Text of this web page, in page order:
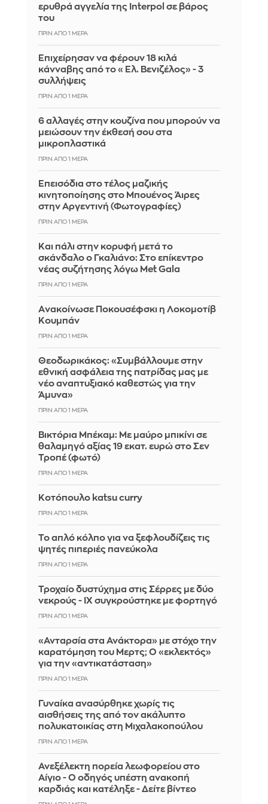
ερυθρά αγγελία της Interpol σε βάρος
του
ΠΡΙΝ ΑΠΌ 1 ΜΈΡΑ
Επιχείρησαν να φέρουν 18 κιλά
κάνναβης από το «Ελ. Βενιζέλος» - 3
συλλήψεις
ΠΡΙΝ ΑΠΌ 1 ΜΈΡΑ
6 αλλαγές στην κουζίνα που μπορούν να
μειώσουν την έκθεσή σου στα
μικροπλαστικά
ΠΡΙΝ ΑΠΌ 1 ΜΈΡΑ
Επεισόδια στο τέλος μαζικής
κινητοποίησης στο Μπουένος Άιρες
στην Αργεντινή (Φωτογραφίες)
ΠΡΙΝ ΑΠΌ 1 ΜΈΡΑ
Και πάλι στην κορυφή μετά το
σκάνδαλο ο Γκαλιάνο: Στο επίκεντρο
νέας συζήτησης λόγω Met Gala
ΠΡΙΝ ΑΠΌ 1 ΜΈΡΑ
Aνακοίνωσε Ποκουσέφσκι η Λοκομοτίβ
Κουμπάν
ΠΡΙΝ ΑΠΌ 1 ΜΈΡΑ
Θεοδωρικάκος: «Συμβάλλουμε στην
εθνική ασφάλεια της πατρίδας μας με
νέο αναπτυξιακό καθεστώς για την
Άμυνα»
ΠΡΙΝ ΑΠΌ 1 ΜΈΡΑ
Βικτόρια Μπέκαμ: Με μαύρο μπικίνι σε
θαλαμηγό αξίας 19 εκατ. ευρώ στο Σεν
Τροπέ (φωτό)
ΠΡΙΝ ΑΠΌ 1 ΜΈΡΑ
Κοτόπουλο katsu curry
ΠΡΙΝ ΑΠΌ 1 ΜΈΡΑ
Το απλό κόλπο για να ξεφλουδίζεις τις
ψητές πιπεριές πανεύκολα
ΠΡΙΝ ΑΠΌ 1 ΜΈΡΑ
Τροχαίο δυστύχημα στις Σέρρες με δύο
νεκρούς - ΙΧ συγκρούστηκε με φορτηγό
ΠΡΙΝ ΑΠΌ 1 ΜΈΡΑ
«Ανταρσία στα Ανάκτορα» με στόχο την
καρατόμηση του Μερτς; Ο «εκλεκτός»
για την «αντικατάσταση»
ΠΡΙΝ ΑΠΌ 1 ΜΈΡΑ
Γυναίκα ανασύρθηκε χωρίς τις
αισθήσεις της από τον ακάλυπτο
πολυκατοικίας στη Μιχαλακοπούλου
ΠΡΙΝ ΑΠΌ 1 ΜΈΡΑ
Ανεξέλεκτη πορεία λεωφορείου στο
Αίγιο - Ο οδηγός υπέστη ανακοπή
καρδιάς και κατέληξε - Δείτε βίντεο